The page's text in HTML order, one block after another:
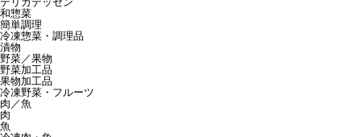
和惣菜
簡単調理
冷凍惣菜・調理品
漬物
野菜／果物
野菜加工品
果物加工品
冷凍野菜・フルーツ
肉／魚
肉
魚